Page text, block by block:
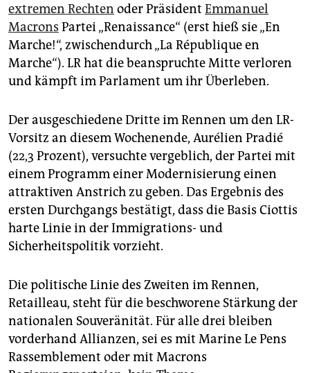
extremen Rechten oder Präsident Emmanuel
Macrons Partei „Renaissance“ (erst hieß sie „En
Marche!“, zwischendurch „La République en
Marche“). LR hat die beanspruchte Mitte verloren
und kämpft im Parlament um ihr Überleben.
Der ausgeschiedene Dritte im Rennen um den LR-
Vorsitz an diesem Wochenende, Aurélien Pradié
(22,3 Prozent), versuchte vergeblich, der Partei mit
einem Programm einer Modernisierung einen
attraktiven Anstrich zu geben. Das Ergebnis des
ersten Durchgangs bestätigt, dass die Basis Ciottis
harte Linie in der Immigrations- und
Sicherheitspolitik vorzieht.
Die politische Linie des Zweiten im Rennen,
Retailleau, steht für die beschworene Stärkung der
nationalen Souveränität. Für alle drei bleiben
vorderhand Allianzen, sei es mit Marine Le Pens
Rassemblement oder mit Macrons